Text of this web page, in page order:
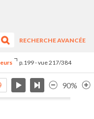
RECHERCHE AVANCÉE
p.199 - vue 217/384
90%